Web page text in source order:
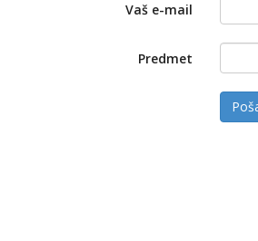
Vaš e-mail
Predmet